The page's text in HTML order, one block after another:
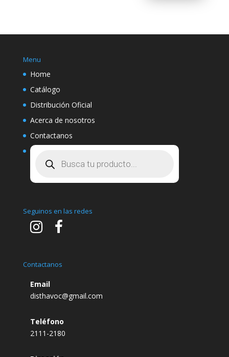
Menu
Home
Catálogo
Distribución Oficial
Acerca de nosotros
Contactanos
Seguinos en las redes
Contactanos
Email
disthavoc@gmail.com
Teléfono
2111-2180